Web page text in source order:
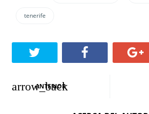
tenerife
N
ANTERIOR